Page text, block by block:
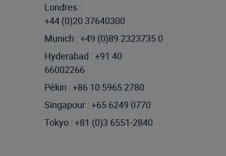
Londres :
+44 (0)20 37640300
Munich : +49 (0)89 2323735 0
Hyderabad : +91 40
66002266
Pékin : +86 10 5965 2780
Singapour : +65 6249 0770
Tokyo : +81 (0)3 6551-2840